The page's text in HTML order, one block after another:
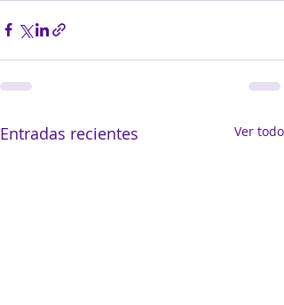
Entradas recientes Ver todo